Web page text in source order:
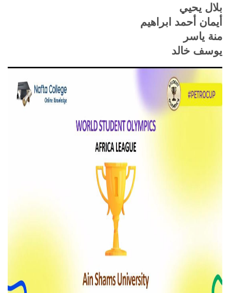
بلال يحيي
أيمان أحمد ابراهيم
منة ياسر
يوسف خالد